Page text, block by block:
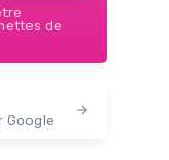
de
Google